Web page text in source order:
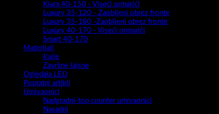
Kiara 40-150 - Viseći ormarići
Luxury 35-120 - Zaobljeni obrez fronte
Luxury 35-180 -Zaobljeni obrez fronte
Luxury 40-170 - Viseći ormarići
Smart 40-170
Materijali
Kajle
Završne lajsne
Ogledala LED
Popratni artikli
Umivaonici
Nadgradni-top counter umivaonici
Nasadni